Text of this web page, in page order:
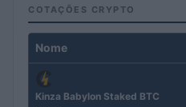
COTAÇÕES CRYPTO
Nome
Kinza Babylon Staked BTC